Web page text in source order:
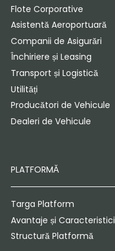
Flote Corporative
Asistentă Aeroportuară
Companii de Asigurări
Închiriere și Leasing
Transport și Logistică
Utilități
Producători de Vehicule
Dealeri de Vehicule
PLATFORMĂ
Targa Platform
Avantaje și Caracteristici
Structură Platformă